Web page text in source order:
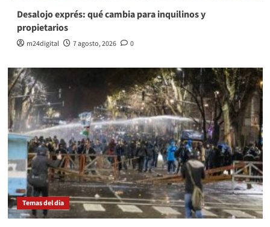
Desalojo exprés: qué cambia para inquilinos y
propietarios
m24digital 7 agosto, 2026 0
Temas del dia